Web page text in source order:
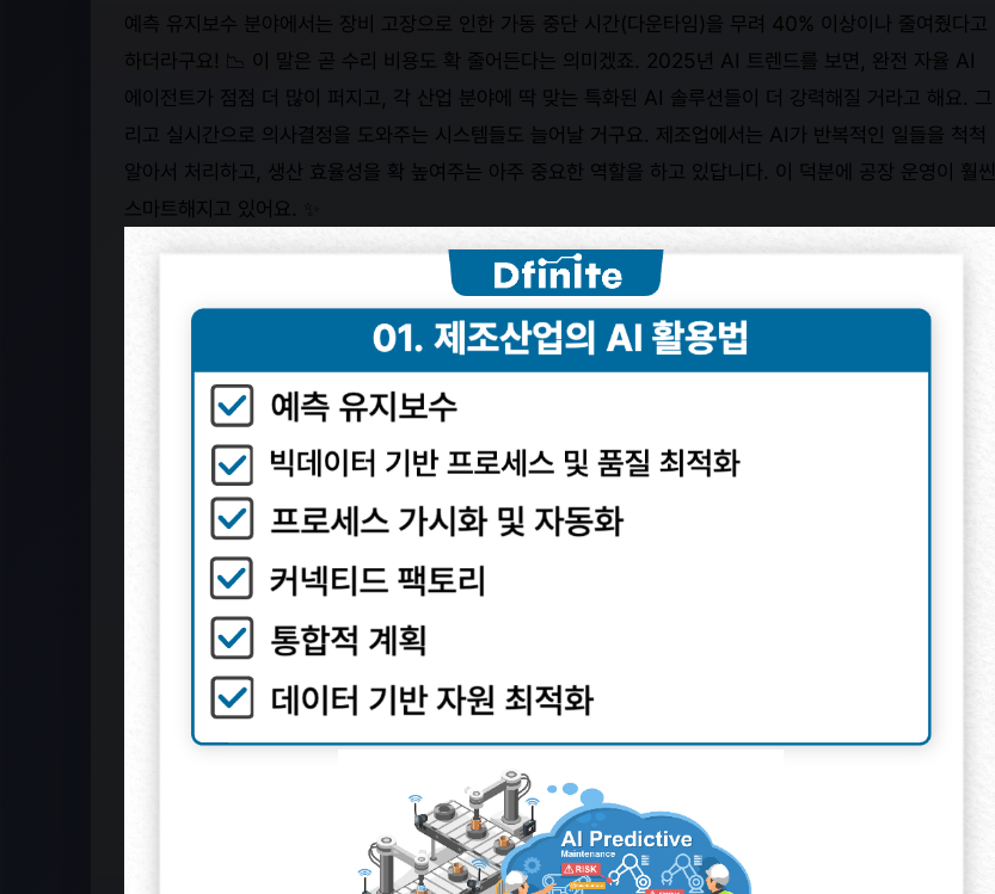
예측 유지보수 분야에서는 장비 고장으로 인한 가동 중단 시간(다운타임)을 무려 40% 이상이나 줄여줬다고
하더라구요! 📉 이 말은 곧 수리 비용도 확 줄어든다는 의미겠죠. 2025년 AI 트렌드를 보면, 완전 자율 AI
에이전트가 점점 더 많이 퍼지고, 각 산업 분야에 딱 맞는 특화된 AI 솔루션들이 더 강력해질 거라고 해요. 그
리고 실시간으로 의사결정을 도와주는 시스템들도 늘어날 거구요. 제조업에서는 AI가 반복적인 일들을 척척
알아서 처리하고, 생산 효율성을 확 높여주는 아주 중요한 역할을 하고 있답니다. 이 덕분에 공장 운영이 훨씬
스마트해지고 있어요. ✨